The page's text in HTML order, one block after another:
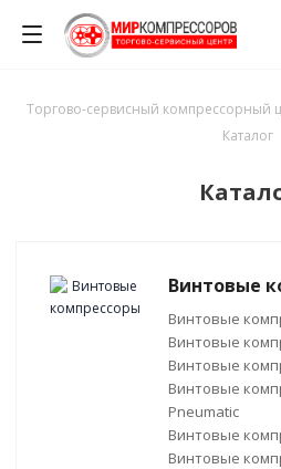
Торгово-сервисный компрессорный
Каталог
Винтовые
Винтовые
Винтовые
Винтовые
Винтовые
Pneumatic
Винтовые
Винтовые